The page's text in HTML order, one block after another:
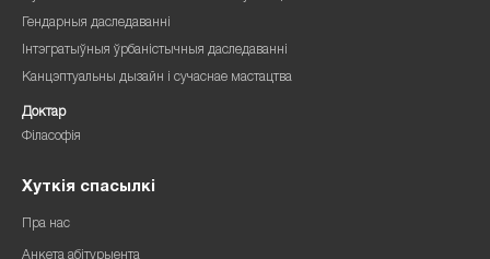
Гендарныя даследаванні
Інтэгратыўныя ўрбаністычныя даследаванні
Канцэптуальны дызайн і сучаснае мастацтва
Доктар
Філасофія
Хуткія спасылкі
Пра нас